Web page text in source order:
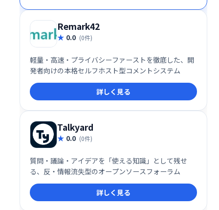
Remark42
0.0 (0件)
軽量・高速・プライバシーファーストを徹底した、開
発者向けの本格セルフホスト型コメントシステム
詳しく見る
Talkyard
0.0 (0件)
質問・議論・アイデアを「使える知識」として残せ
る、反・情報流失型のオープンソースフォーラム
詳しく見る